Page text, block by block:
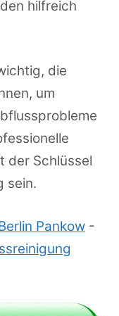
hilfreich
die
um
der Schlüssel
sein.
Pankow -